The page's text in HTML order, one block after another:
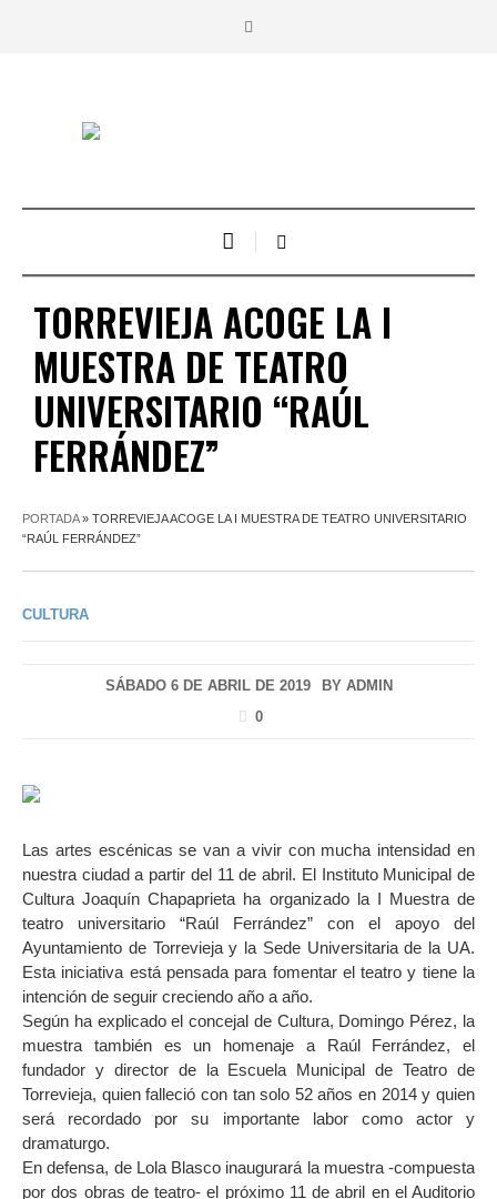
TORREVIEJA ACOGE LA I
MUESTRA DE TEATRO
UNIVERSITARIO “RAÚL
FERRÁNDEZ”
PORTADA» TORREVIEJA ACOGE LA I MUESTRA DE TEATRO UNIVERSITARIO
“RAÚL FERRÁNDEZ”
CULTURA
SÁBADO 6 DE ABRIL DE 2019 BY ADMIN
0
Las artes escénicas se van a vivir con mucha intensidad en
nuestra ciudad a partir del 11 de abril. El Instituto Municipal de
Cultura Joaquín Chapaprieta ha organizado la I Muestra de
teatro universitario “Raúl Ferrández” con el apoyo del
Ayuntamiento de Torrevieja y la Sede Universitaria de la UA.
Esta iniciativa está pensada para fomentar el teatro y tiene la
intención de seguir creciendo año a año.
Según ha explicado el concejal de Cultura, Domingo Pérez, la
muestra también es un homenaje a Raúl Ferrández, el
fundador y director de la Escuela Municipal de Teatro de
Torrevieja, quien falleció con tan solo 52 años en 2014 y quien
será recordado por su importante labor como actor y
dramaturgo.
En defensa, de Lola Blasco inaugurará la muestra -compuesta
por dos obras de teatro- el próximo 11 de abril en el Auditorio